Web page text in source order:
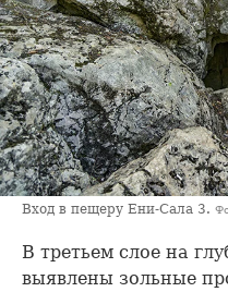
Вход в пещеру Ени-Сала 3.
В третьем слое на
выявлены зольные